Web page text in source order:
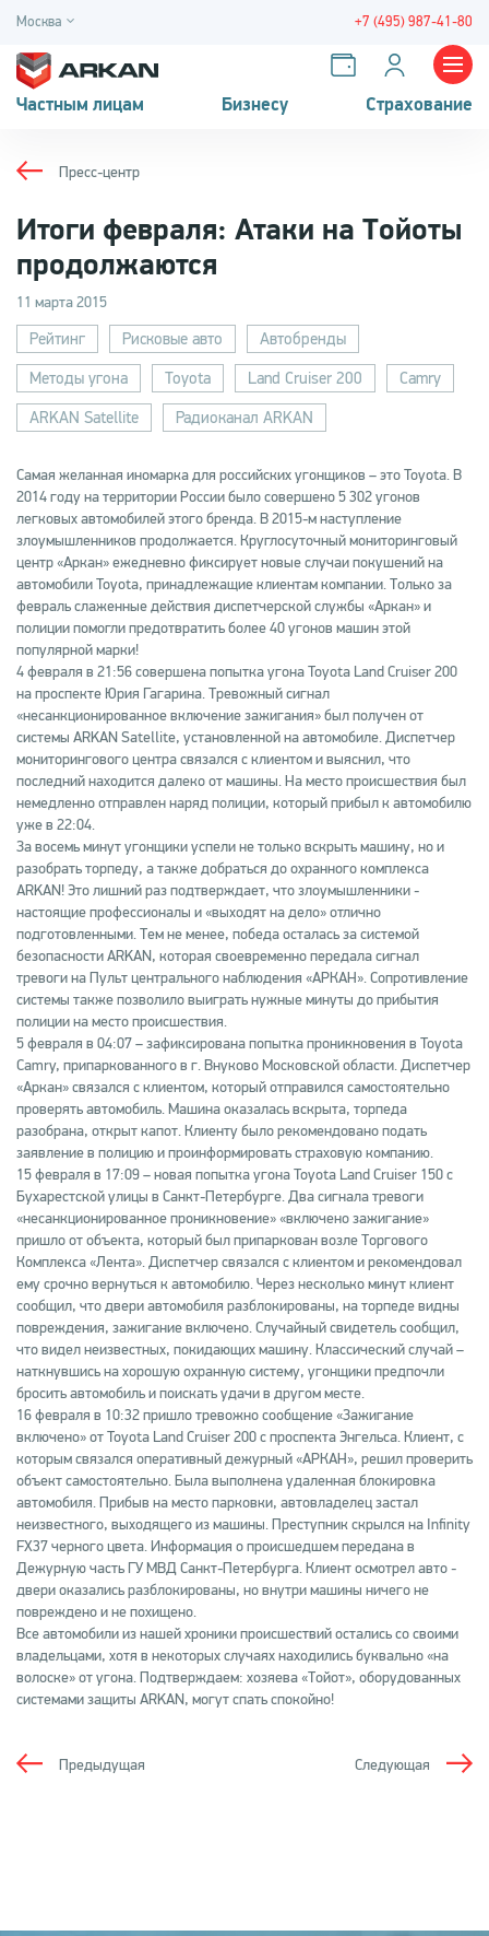
Москва +7 (495) 987-41-80
Частным лицам Бизнесу Страхование
Пресс-центр
Итоги февраля: Атаки на Тойоты
продолжаются
11 марта 2015
Рейтинг Рисковые авто
Автобренды
Методы угона
Toyota Land Cruiser 200
Camry
ARKAN Satellite
Радиоканал ARKAN
Самая желанная иномарка для российских угонщиков – это Toyota. В
2014 году на территории России было совершено 5 302 угонов
легковых автомобилей этого бренда. В 2015-м наступление
злоумышленников продолжается. Круглосуточный мониторинговый
центр «Аркан» ежедневно фиксирует новые случаи покушений на
автомобили Toyota, принадлежащие клиентам компании. Только за
февраль слаженные действия диспетчерской службы «Аркан» и
полиции помогли предотвратить более 40 угонов машин этой
популярной марки!
4 февраля в 21:56 совершена попытка угона Toyota Land Cruiser 200
на проспекте Юрия Гагарина. Тревожный сигнал
«несанкционированное включение зажигания» был получен от
системы ARKAN Satellite, установленной на автомобиле. Диспетчер
мониторингового центра связался с клиентом и выяснил, что
последний находится далеко от машины. На место происшествия был
немедленно отправлен наряд полиции, который прибыл к автомобилю
уже в 22:04.
За восемь минут угонщики успели не только вскрыть машину, но и
разобрать торпеду, а также добраться до охранного комплекса
ARKAN! Это лишний раз подтверждает, что злоумышленники -
настоящие профессионалы и «выходят на дело» отлично
подготовленными. Тем не менее, победа осталась за системой
безопасности ARKAN, которая своевременно передала сигнал
тревоги на Пульт центрального наблюдения «АРКАН». Сопротивление
системы также позволило выиграть нужные минуты до прибытия
полиции на место происшествия.
5 февраля в 04:07 – зафиксирована попытка проникновения в Toyota
Camry, припаркованного в г. Внуково Московской области. Диспетчер
«Аркан» связался с клиентом, который отправился самостоятельно
проверять автомобиль. Машина оказалась вскрыта, торпеда
разобрана, открыт капот. Клиенту было рекомендовано подать
заявление в полицию и проинформировать страховую компанию.
15 февраля в 17:09 – новая попытка угона Toyota Land Cruiser 150 с
Бухарестской улицы в Санкт-Петербурге. Два сигнала тревоги
«несанкционированное проникновение» «включено зажигание»
пришло от объекта, который был припаркован возле Торгового
Комплекса «Лента». Диспетчер связался с клиентом и рекомендовал
ему срочно вернуться к автомобилю. Через несколько минут клиент
сообщил, что двери автомобиля разблокированы, на торпеде видны
повреждения, зажигание включено. Случайный свидетель сообщил,
что видел неизвестных, покидающих машину. Классический случай –
наткнувшись на хорошую охранную систему, угонщики предпочли
бросить автомобиль и поискать удачи в другом месте.
16 февраля в 10:32 пришло тревожно сообщение «Зажигание
включено» от Toyota Land Cruiser 200 с проспекта Энгельса. Клиент, с
которым связался оперативный дежурный «АРКАН», решил проверить
объект самостоятельно. Была выполнена удаленная блокировка
автомобиля. Прибыв на место парковки, автовладелец застал
неизвестного, выходящего из машины. Преступник скрылся на Infinity
FX37 черного цвета. Информация о происшедшем передана в
Дежурную часть ГУ МВД Санкт-Петербурга. Клиент осмотрел авто -
двери оказались разблокированы, но внутри машины ничего не
повреждено и не похищено.
Все автомобили из нашей хроники происшествий остались со своими
владельцами, хотя в некоторых случаях находились буквально «на
волоске» от угона. Подтверждаем: хозяева «Тойот», оборудованных
системами защиты ARKAN, могут спать спокойно!
Следующая
Предыдущая